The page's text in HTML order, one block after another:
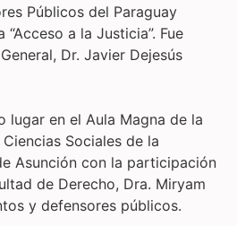
Públicos del Paraguay
a la Justicia”. Fue
Dr. Javier Dejesús
lugar en el Aula Magna de la
Sociales de la
Asunción con la participación
de Derecho, Dra. Miryam
y defensores públicos.